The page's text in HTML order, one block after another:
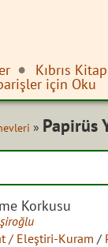
Kıbrıs
için Oku
» Papirüs
Korkusu
/ Eleştiri-Kuram /